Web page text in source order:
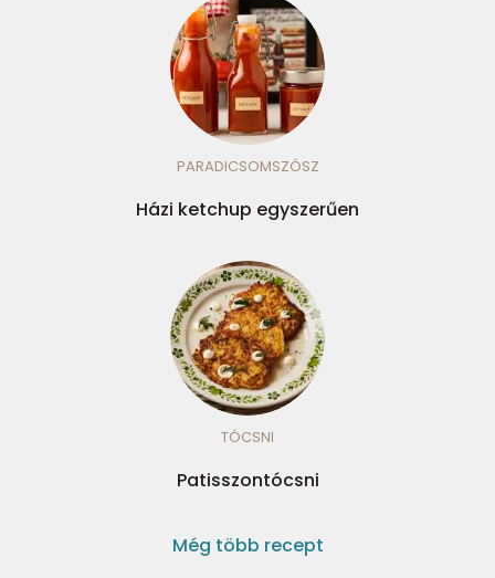
PARADICSOMSZÓSZ
Házi ketchup egyszerűen
TÓCSNI
Patisszontócsni
Még több recept